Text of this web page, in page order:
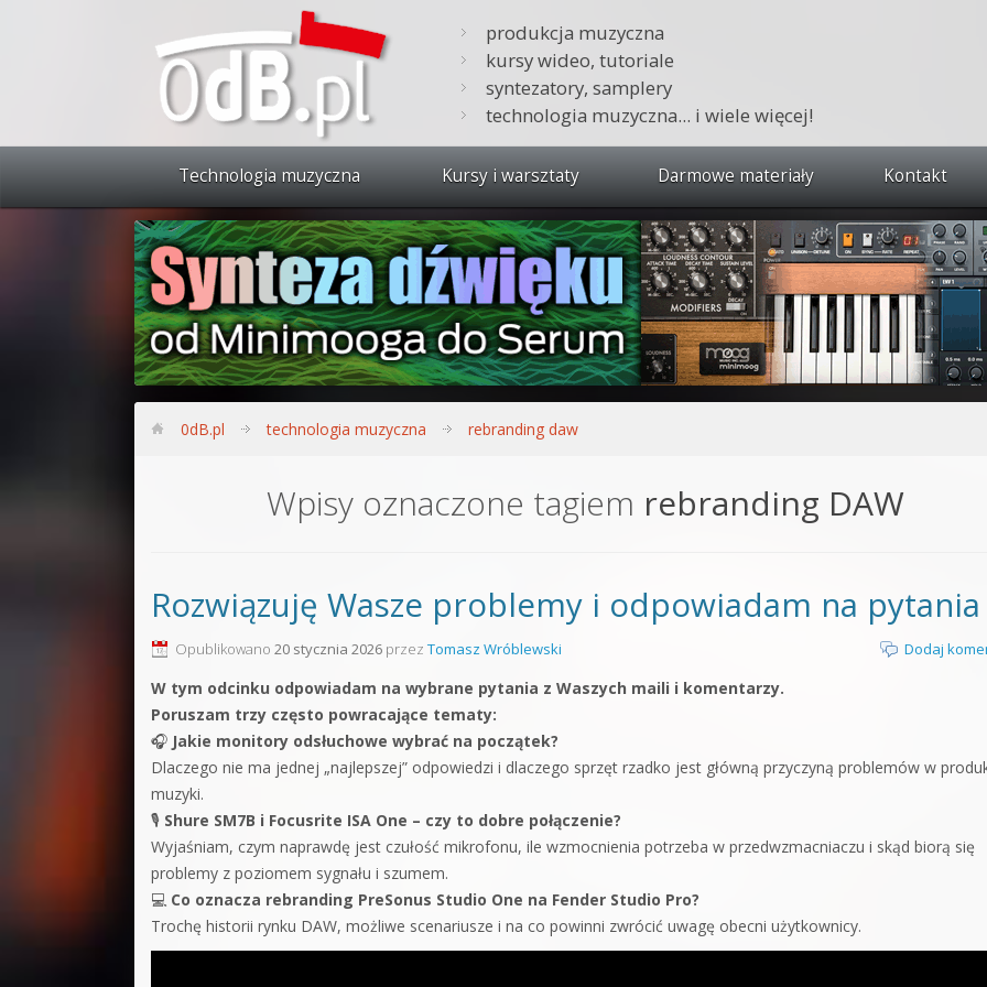
produkcja muzyczna
kursy wideo, tutoriale
syntezatory, samplery
technologia muzyczna... i wiele więcej!
Technologia muzyczna Kursy i warsztaty
Zobacz wszystkie kursy i warsztaty
Synteza dźwięku 🔥
Produkcja muzyczna w praktyce
Bitwig Studio od podstaw
Sound Forge od podstaw
Kontakt 5 Kompendium
Pakiety
Darmowe materiały Kontakt
0dB.pl technologia muzyczna rebranding daw
Wpisy oznaczone tagiem rebranding DAW
Rozwiązuję Wasze problemy i odpowiadam na pytania
Opublikowano 20 stycznia 2026 przez Tomasz Wróblewski Dodaj
W tym odcinku odpowiadam na wybrane pytania z Waszych maili i komentarzy.
Poruszam trzy często powracające tematy:
🎧 Jakie monitory odsłuchowe wybrać na początek?
Dlaczego nie ma jednej „najlepszej” odpowiedzi i dlaczego sprzęt rzadko jest główną przyczyną problemów w
muzyki.
🎙 Shure SM7B i Focusrite ISA One – czy to dobre połączenie?
Wyjaśniam, czym naprawdę jest czułość mikrofonu, ile wzmocnienia potrzeba w przedwzmacniaczu i skąd biorą się
problemy z poziomem sygnału i szumem.
💻 Co oznacza rebranding PreSonus Studio One na Fender Studio Pro?
Trochę historii rynku DAW, możliwe scenariusze i na co powinni zwrócić uwagę obecni użytkownicy.